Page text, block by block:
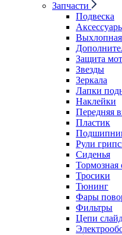
Запчасти
Подвеска
Выхлопная
Защита
Звезды
Зеркала
Лапки
Наклейки
Передняя
Пластик
Рули
Сиденья
Тормозная
Тросики
Тюнинг
Фары
Фильтры
Цепи